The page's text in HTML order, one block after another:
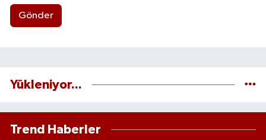
Gönder
Yükleniyor...
Trend Haberler